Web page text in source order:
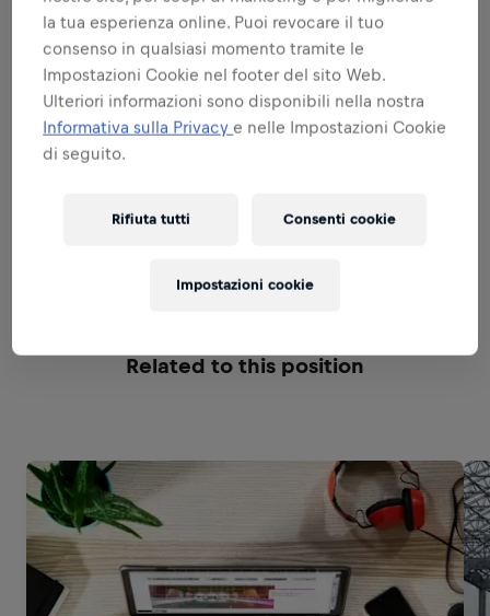
Espandi
MARKETING INNOVATION
DRIVING EFFICIENCY
Related to this position
la tua esperienza online. Puoi revocare il tuo
consenso in qualsiasi momento tramite le
Impostazioni Cookie nel footer del sito Web.
Ulteriori informazioni sono disponibili nella nostra
Informativa sulla Privacy e nelle Impostazioni Cookie
di seguito.
Rifiuta tutti Consenti cookie
Impostazioni cookie